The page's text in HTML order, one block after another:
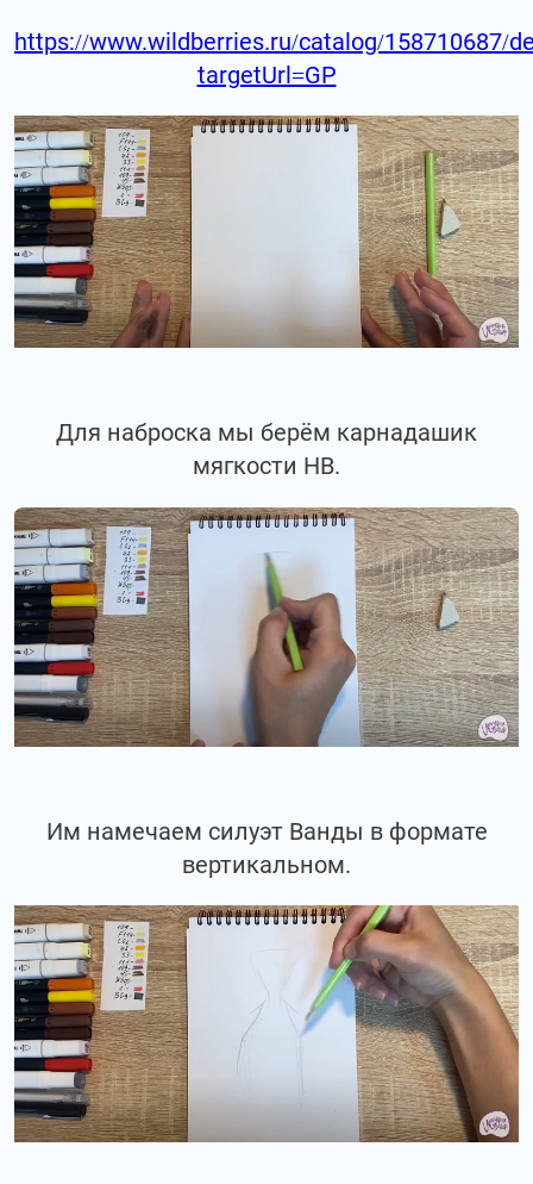
https://www.wildberries.ru/catalog/158710687/
targetUrl=GP
Для наброска мы берём карнадашик
мягкости НВ.
Им намечаем силуэт Ванды в формате
вертикальном.